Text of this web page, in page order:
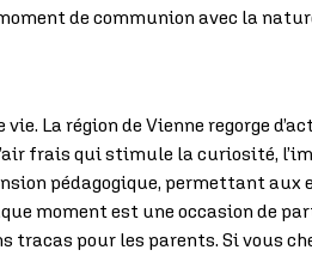
de communion avec la
La région de Vienne regorge
frais qui stimule la curiosité,
pédagogique, permettant aux
moment est une occasion de
pour les parents. Si vous